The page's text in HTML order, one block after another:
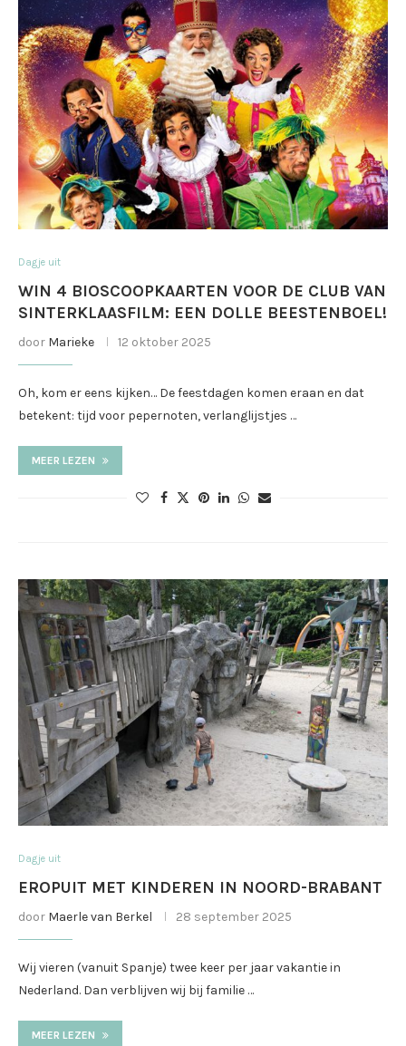
Dagje uit
WIN 4 BIOSCOOPKAARTEN VOOR DE CLUB VAN
SINTERKLAASFILM: EEN DOLLE BEESTENBOEL!
door Marieke 12 oktober 2025
Oh, kom er eens kijken… De feestdagen komen eraan en dat
betekent: tijd voor pepernoten, verlanglijstjes …
MEER LEZEN
Dagje uit
EROPUIT MET KINDEREN IN NOORD-BRABANT
door Maerle van Berkel 28 september 2025
Wij vieren (vanuit Spanje) twee keer per jaar vakantie in
Nederland. Dan verblijven wij bij familie …
MEER LEZEN